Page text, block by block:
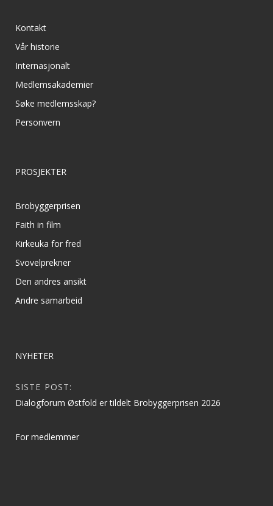
Kontakt
Vår historie
Internasjonalt
Medlemsakademier
Søke medlemsskap?
Personvern
PROSJEKTER
Brobyggerprisen
Faith in film
Kirkeuka for fred
Svovelprekner
Den andres ansikt
Andre samarbeid
NYHETER
SISTE POST:
Dialogforum Østfold er tildelt Brobyggerprisen 2026
For medlemmer